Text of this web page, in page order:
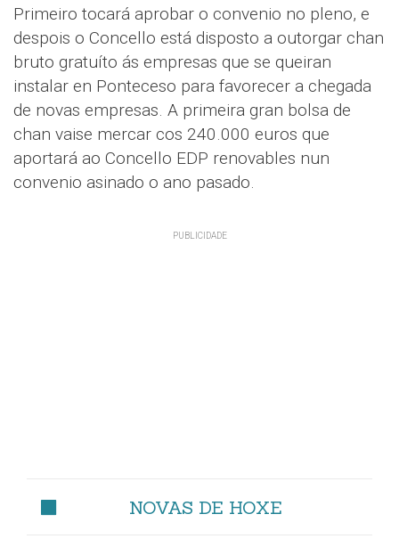
Primeiro tocará aprobar o convenio no pleno, e
despois o Concello está disposto a outorgar chan
bruto gratuíto ás empresas que se queiran
instalar en Ponteceso para favorecer a chegada
de novas empresas. A primeira gran bolsa de
chan vaise mercar cos 240.000 euros que
aportará ao Concello EDP renovables nun
convenio asinado o ano pasado.
NOVAS DE HOXE